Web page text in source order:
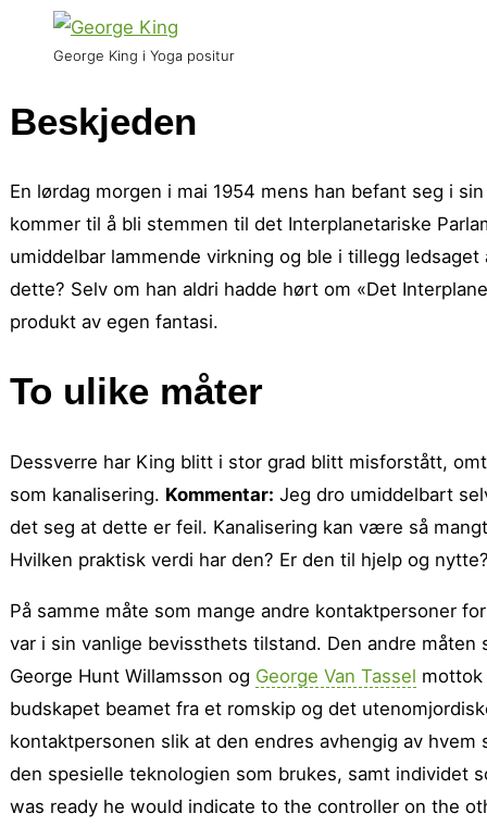
George King i Yoga positur
Beskjeden
En lørdag morgen i mai 1954 mens han befant seg i
kommer til å bli stemmen til det Interplanetariske
umiddelbar lammende virkning og ble i tillegg
dette? Selv om han aldri hadde hørt om «Det
produkt av egen fantasi.
To ulike måter
Dessverre har King blitt i stor grad blitt misforstått,
som kanalisering. Kommentar: Jeg dro umiddelbart
det seg at dette er feil. Kanalisering kan være så
Hvilken praktisk verdi har den? Er den til hjelp og
På samme måte som mange andre kontaktpersoner
var i sin vanlige bevissthets tilstand. Den andre
George Hunt Willamsson og George Van Tassel
budskapet beamet fra et romskip og det
kontaktpersonen slik at den endres avhengig av
den spesielle teknologien som brukes, samt individet
was ready he would indicate to the controller on the